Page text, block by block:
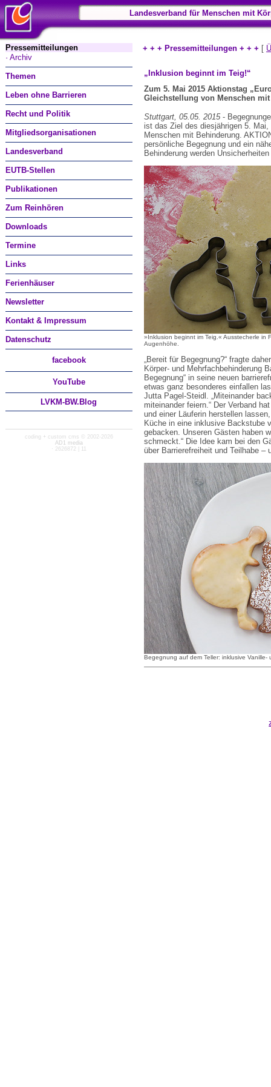
Landesverband für Menschen mit
Pressemitteilungen
· Archiv
Themen
Leben ohne Barrieren
Recht und Politik
Mitgliedsorganisationen
Landesverband
EUTB-Stellen
Publikationen
Zum Reinhören
Downloads
Termine
Links
Ferienhäuser
Newsletter
Kontakt & Impressum
Datenschutz
facebook
YouTube
LVKM-BW.Blog
coding + custom cms © 2002-2026
AD1 media
· 2626872 | 11
+ + + Pressemitteilungen + + + [
„Inklusion beginnt im Teig!“
Zum 5. Mai 2015 Aktionstag
Gleichstellung von Menschen
Stuttgart, 05.05. 2015-
ist das Ziel des diesjährigen 5.
Menschen mit Behinderung.
persönliche Begegnung und ein
Behinderung werden
»Inklusion beginnt im Teig.« Ausstecherle in
Augenhöhe.
„Bereit für Begegnung?“ fragte
Körper- und Mehrfachbehinderung
Begegnung“ in seine neuen
etwas ganz besonderes einfallen
Jutta Pagel-Steidl. „Miteinander
miteinander feiern.“ Der Verband
und einer Läuferin herstellen
Küche in eine inklusive Backstube
gebacken. Unseren Gästen haben
schmeckt.“ Die Idee kam bei den
über Barrierefreiheit und Teilhabe
Begegnung auf dem Teller: inklusive